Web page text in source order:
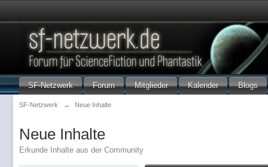
SF-Netzwerk Forum Mitglieder Kalender Blogs
SF-Netzwerk → Neue Inhalte
Neue Inhalte
Erkunde Inhalte aus der Community